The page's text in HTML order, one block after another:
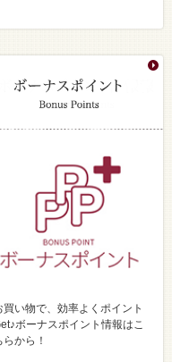
買い物で、効率よくポイント
ボーナスポイント情報はこ
らから！